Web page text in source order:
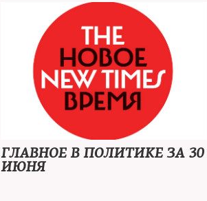
ГЛАВНОЕ В ПОЛИТИКЕ ЗА 30
ИЮНЯ